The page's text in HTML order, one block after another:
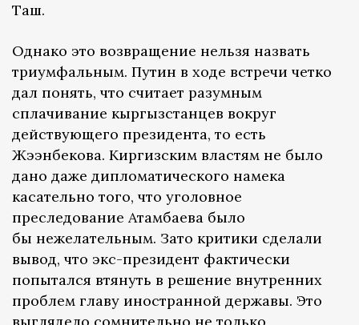
Таш.
Однако это возвращение нельзя назвать
триумфальным. Путин в ходе встречи четко
дал понять, что считает разумным
сплачивание кыргызстанцев вокруг
действующего президента, то есть
Жээнбекова. Киргизским властям не было
дано даже дипломатического намека
касательно того, что уголовное
преследование Атамбаева было
бы нежелательным. Зато критики сделали
вывод, что экс-президент фактически
попытался втянуть в решение внутренних
проблем главу иностранной державы. Это